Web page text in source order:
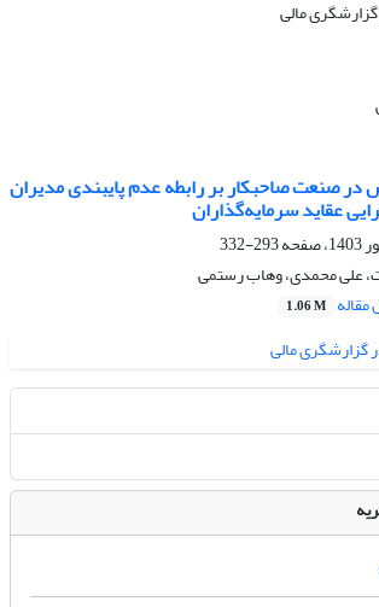
صنعت صاحبکار بر رابطه عدم پایبندی مدیران
عقاید سرمایه‌گذاران
293-332
علی محمدی، وهاب رستمی
1.06 M